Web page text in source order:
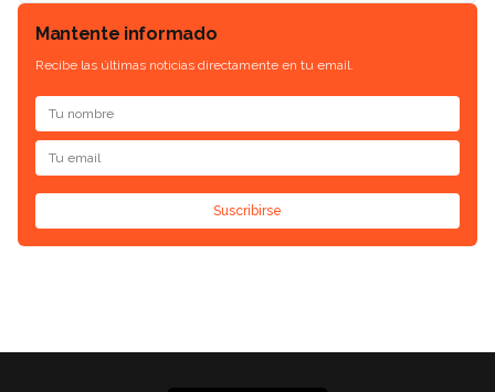
Mantente informado
Recibe las últimas noticias directamente en tu email.
Suscribirse